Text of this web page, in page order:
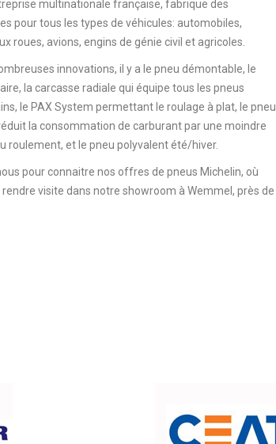
multinationale française, fabrique des
pour tous les types de véhicules: automobiles,
roues, avions, engins de génie civil et agricoles.
innovations, il y a le pneu démontable, le
la carcasse radiale qui équipe tous les pneus
le PAX System permettant le roulage à plat, le pneu
la consommation de carburant par une moindre
roulement, et le pneu polyvalent été/hiver.
pour connaitre nos offres de pneus Michelin, où
visite dans notre showroom à Wemmel, près de